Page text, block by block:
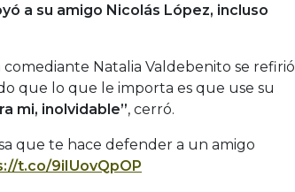
a su amigo Nicolás López, incluso
comediante Natalia Valdebenito se refirió
que lo que le importa es que use su
mi, inolvidable”, cerró.
que te hace defender a un amigo
t.co/9iIUovQpOP